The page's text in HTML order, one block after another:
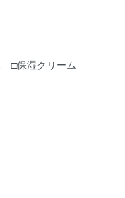
□保湿クリーム